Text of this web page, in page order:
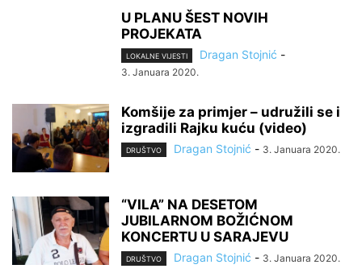
U PLANU ŠEST NOVIH
PROJEKATA
LOKALNE VIJESTI Dragan Stojnić -
3. Januara 2020.
Komšije za primjer – udružili se i
izgradili Rajku kuću (video)
DRUŠTVO Dragan Stojnić - 3. Januara 2020.
“VILA” NA DESETOM
JUBILARNOM BOŽIĆNOM
KONCERTU U SARAJEVU
DRUŠTVO Dragan Stojnić - 3. Januara 2020.